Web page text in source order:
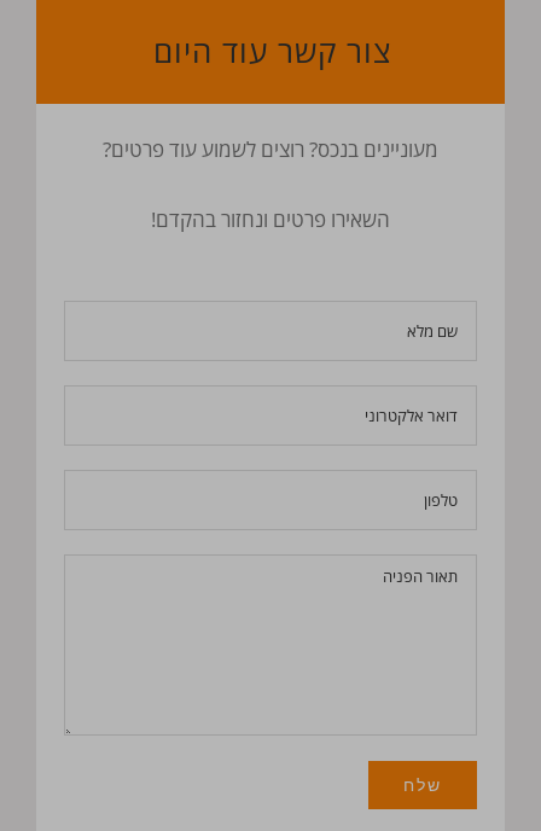
צור קשר עוד היום
מעוניינים בנכס? רוצים לשמוע עוד פרטים?
השאירו פרטים ונחזור בהקדם!